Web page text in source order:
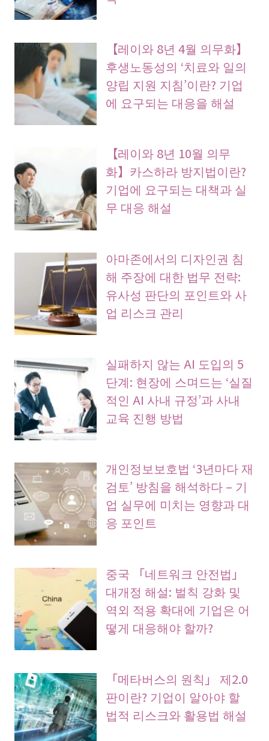
【레이와 8년 4월 의무화】
후생노동성의 ‘치료와 일의
양립 지원 지침’이란? 기업
에 요구되는 대응을 해설
【레이와 8년 10월 의무
화】카스하라 방지법이란?
기업에 요구되는 대책과 실
무 대응 해설
아마존에서의 디자인권 침
해 주장에 대한 법무 전략:
유사성 판단의 포인트와 사
업 리스크 관리
실패하지 않는 AI 도입의 5
단계: 현장에 스며드는 ‘실질
적인 AI 사내 규정’과 사내
교육 진행 방법
개인정보보호법 ‘3년마다 재
검토’ 방침을 해석하다 – 기
업 실무에 미치는 영향과 대
응 포인트
중국 「네트워크 안전법」
대개정 해설: 벌칙 강화 및
역외 적용 확대에 기업은 어
떻게 대응해야 할까?
「메타버스의 원칙」 제2.0
판이란? 기업이 알아야 할
법적 리스크와 활용법 해설